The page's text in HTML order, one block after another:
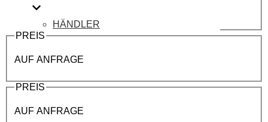
HÄNDLER
AUF ANFRAGE
PREIS
AUF ANFRAGE
PREIS
AUF ANFRAGE